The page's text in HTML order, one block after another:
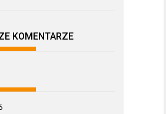
KOMENTARZE